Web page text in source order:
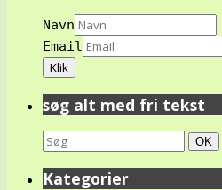
Navn
Email
søg alt med fri tekst
Search
for:
Søg
OK
Kategorier